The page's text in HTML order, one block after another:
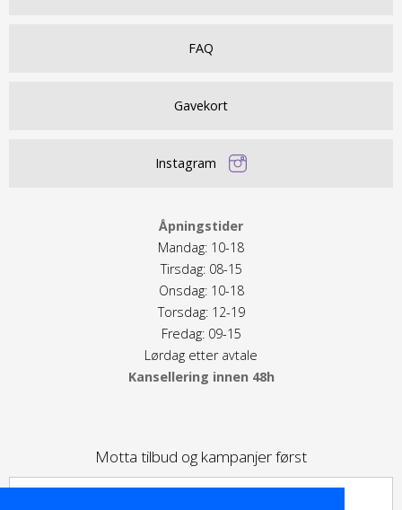
FAQ
Gavekort
Instagram
Åpningstider
Mandag: 10-18
Tirsdag: 08-15
Onsdag: 10-18
Torsdag: 12-19
Fredag: 09-15
Lørdag etter avtale
Kansellering innen 48h
Motta tilbud og kampanjer først